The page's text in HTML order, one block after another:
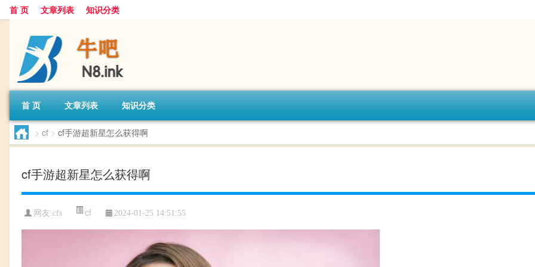
首 页 文章列表 知识分类
首 页 文章列表 知识分类
> cf > cf手游超新星怎么获得啊
cf手游超新星怎么获得啊
网友:cfs cf 2024-01-25 14:51:55